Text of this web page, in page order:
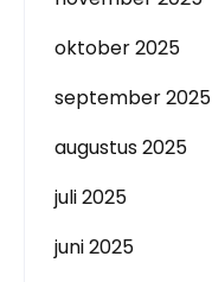
oktober 2025
september 2025
augustus 2025
juli 2025
juni 2025